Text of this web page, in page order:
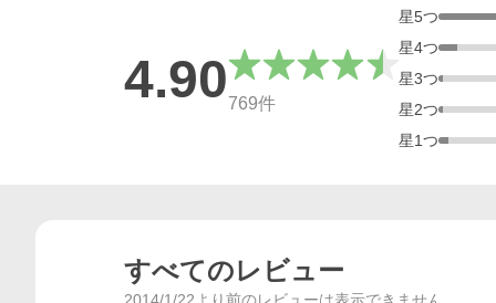
総合評価
4.90769件
星5つ
星4つ
星3つ
星2つ
星1つ
すべてのレビュー